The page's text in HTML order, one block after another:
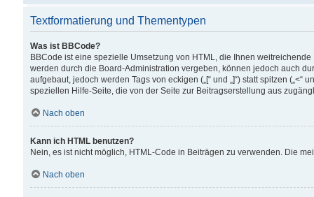
Textformatierung und Thementypen
Was ist BBCode?
BBCode ist eine spezielle Umsetzung von HTML, die Ihnen
werden durch die Board-Administration vergeben, können jedoch auch
aufgebaut, jedoch werden Tags von eckigen („[“ und „]“) statt spitzen
speziellen Hilfe-Seite, die von der Seite zur Beitragserstellung aus
Nach oben
Kann ich HTML benutzen?
Nein, es ist nicht möglich, HTML-Code in Beiträgen zu verwenden. Die
Nach oben